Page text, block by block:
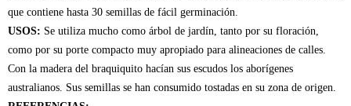
que contiene hasta 30 semillas de fácil germinación.
USOS: Se utiliza mucho como árbol de jardín, tanto por su floración,
como por su porte compacto muy apropiado para alineaciones de calles.
Con la madera del braquiquito hacían sus escudos los aborígenes
australianos. Sus semillas se han consumido tostadas en su zona de origen.